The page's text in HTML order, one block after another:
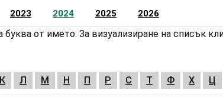
2023 2024 2025 2026
от името. За визуализиране на списък
К Л М Н П Р С Т Ф Х Ц